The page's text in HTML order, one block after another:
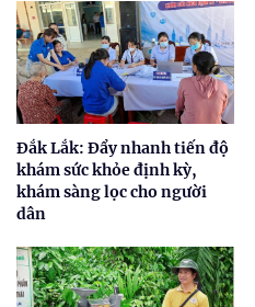
Đắk Lắk: Đẩy nhanh tiến độ
khám sức khỏe định kỳ,
khám sàng lọc cho người
dân